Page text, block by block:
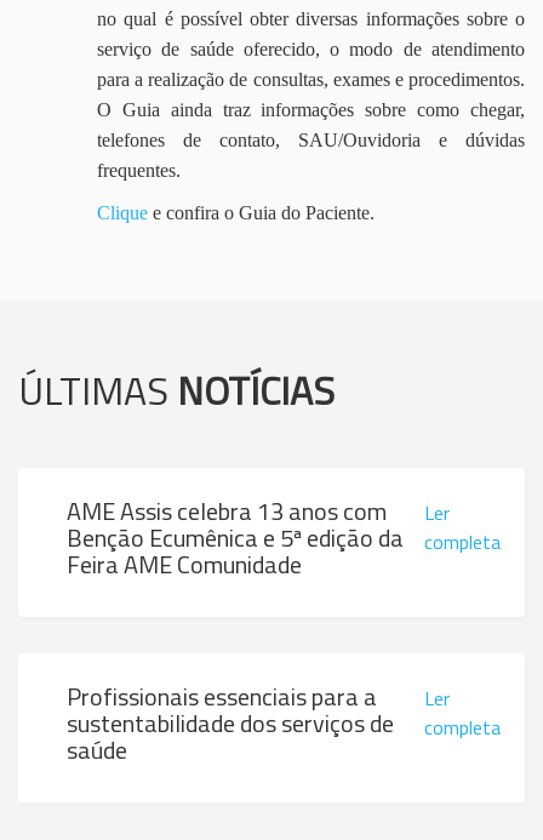
no qual é possível obter diversas informações sobre o
serviço de saúde oferecido, o modo de atendimento
para a realização de consultas, exames e procedimentos.
O Guia ainda traz informações sobre como chegar,
telefones de contato, SAU/Ouvidoria e dúvidas
frequentes.
Clique e confira o Guia do Paciente.
ÚLTIMAS NOTÍCIAS
AME Assis celebra 13 anos com
Benção Ecumênica e 5ª edição da
Feira AME Comunidade
Ler
completa
Profissionais essenciais para a
sustentabilidade dos serviços de
saúde
Ler
completa